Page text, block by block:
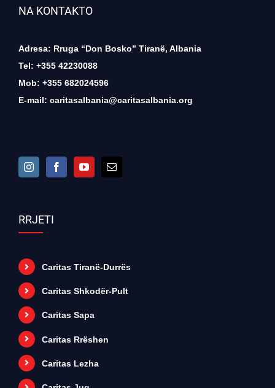
NA KONTAKTO
Adresa: Rruga “Don Bosko” Tiranë, Albania
Tel: +355 42230088
Mob: +355 682024596
E-mail: caritasalbania@caritasalbania.org
RRJETI
Caritas Tiranë-Durrës
Caritas Shkodër-Pult
Caritas Sapa
Caritas Rrëshen
Caritas Lezha